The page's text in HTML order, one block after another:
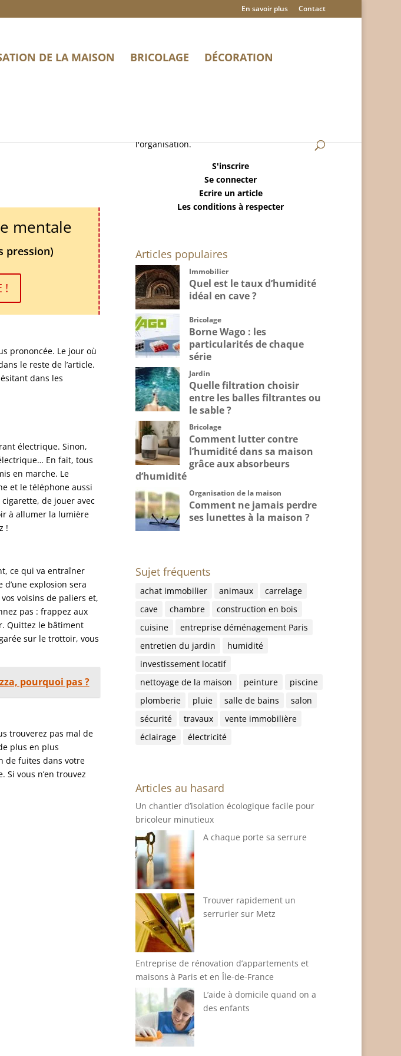
En savoir plus Contact
DE LA MAISON BRICOLAGE DÉCORATION
mentale
pression)
!
prononcée. Le jour où
le reste de l’article.
dans les
électrique. Sinon,
En fait, tous
en marche. Le
et le téléphone aussi
de jouer avec
à allumer la lumière
!
ce qui va entraîner
explosion sera
voisins de paliers et,
pas : frappez aux
Quittez le bâtiment
sur le trottoir, vous
pourquoi pas ?
trouverez pas mal de
plus en plus
de fuites dans votre
vous n’en trouvez
l'organisation.
S'inscrire
Se connecter
Ecrire un article
Les conditions à respecter
Articles populaires
Immobilier
Quel est le taux d’humidité
idéal en cave ?
Bricolage
Borne Wago : les
particularités de chaque
série
Jardin
Quelle filtration choisir
entre les balles filtrantes ou
le sable ?
Bricolage
Comment lutter contre
l’humidité dans sa maison
grâce aux absorbeurs
d’humidité
Organisation de la maison
Comment ne jamais perdre
ses lunettes à la maison ?
Sujet fréquents
achat immobilier animaux
carrelage
cave
chambre
construction en bois
cuisine
entreprise déménagement Paris
entretien du jardin
humidité
investissement locatif
nettoyage de la maison
peinture
piscine
plomberie
pluie salle de bains
salon
sécurité
travaux
vente immobilière
éclairage
électricité
Articles au hasard
Un chantier d’isolation écologique facile pour
bricoleur minutieux
A chaque porte sa serrure
Trouver rapidement un
serrurier sur Metz
Entreprise de rénovation d’appartements et
maisons à Paris et en Île-de-France
L’aide à domicile quand on a
des enfants